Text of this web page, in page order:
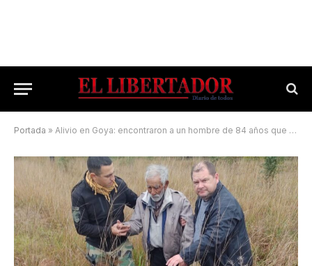
Portada » Alivio en Goya: encontraron a un hombre de 84 años que desapareció por cuatro días